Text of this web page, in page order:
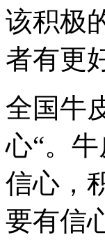
该积极
者有更
全国牛
心“。
信心，
要有信